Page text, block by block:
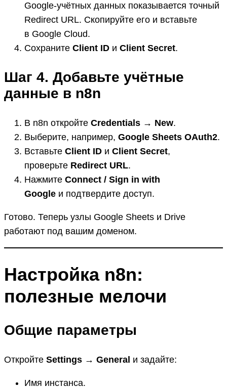
Google-учётных данных показывается точный
Redirect URL. Скопируйте его и вставьте
в Google Cloud.
Сохраните Client ID и Client Secret.
Шаг 4. Добавьте учётные
данные в n8n
В n8n откройте Credentials → New.
Выберите, например, Google Sheets OAuth2.
Вставьте Client ID и Client Secret,
проверьте Redirect URL.
Нажмите Connect / Sign in with
Google и подтвердите доступ.
Готово. Теперь узлы Google Sheets и Drive
работают под вашим доменом.
Настройка n8n:
полезные мелочи
Общие параметры
Откройте Settings → General и задайте:
Имя инстанса.